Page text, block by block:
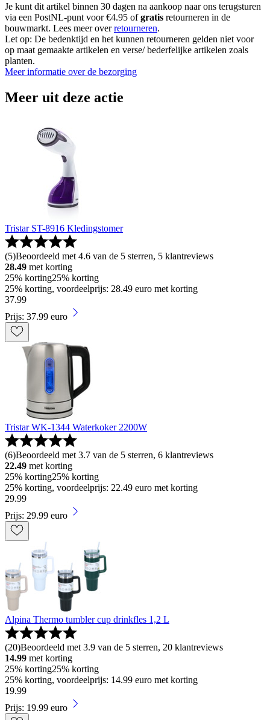
Je kunt dit artikel binnen 30 dagen na aankoop naar ons terugsturen
via een PostNL-punt voor €4.95 ofgratis retourneren in de
bouwmarkt. Lees meer overretourneren.
Let op: De bedenktijd en het kunnen retourneren gelden niet voor
op maat gemaakte artikelen en verse/ bederfelijke artikelen zoals
planten.
Meer informatie over de bezorging
Meer uit deze actie
Tristar ST-8916 Kledingstomer
(5)Beoordeeld met 4.6 van de 5 sterren, 5 klantreviews
28.49 met korting
25% korting25% korting
25% korting, voordeelprijs: 28.49 euro met korting
37.99
Prijs: 37.99 euro
Tristar WK-1344 Waterkoker 2200W
(6)Beoordeeld met 3.7 van de 5 sterren, 6 klantreviews
22.49 met korting
25% korting25% korting
25% korting, voordeelprijs: 22.49 euro met korting
29.99
Prijs: 29.99 euro
Alpina Thermo tumbler cup drinkfles 1,2 L
(20)Beoordeeld met 3.9 van de 5 sterren, 20 klantreviews
14.99 met korting
25% korting25% korting
25% korting, voordeelprijs: 14.99 euro met korting
19.99
Prijs: 19.99 euro